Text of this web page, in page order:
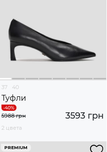
37 40
Туфли
3593 грн
5988 грн
2 цвета
PREMIUM